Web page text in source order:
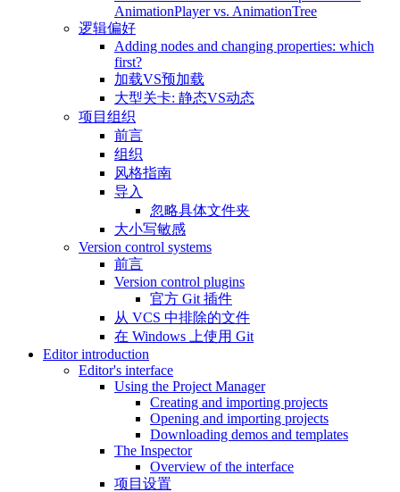
AnimationPlayer vs. AnimationTree
逻辑偏好
Adding nodes and changing properties: which
first?
加载VS预加载
大型关卡: 静态VS动态
项目组织
前言
组织
风格指南
导入
忽略具体文件夹
大小写敏感
Version control systems
前言
Version control plugins
官方 Git 插件
从 VCS 中排除的文件
在 Windows 上使用 Git
Editor introduction
Editor's interface
Using the Project Manager
Creating and importing projects
Opening and importing projects
Downloading demos and templates
The Inspector
Overview of the interface
项目设置